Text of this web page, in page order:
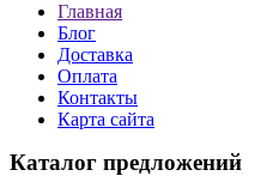
Главная
Блог
Доставка
Оплата
Контакты
Карта сайта
Каталог предложений